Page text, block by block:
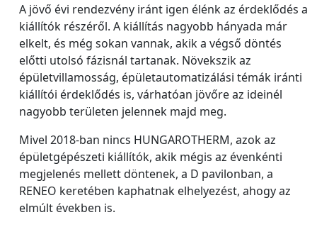
A jövő évi rendezvény iránt igen élénk az érdeklődés a
kiállítók részéről. A kiállítás nagyobb hányada már
elkelt, és még sokan vannak, akik a végső döntés
előtti utolsó fázisnál tartanak. Növekszik az
épületvillamosság, épületautomatizálási témák iránti
kiállítói érdeklődés is, várhatóan jövőre az ideinél
nagyobb területen jelennek majd meg.
Mivel 2018-ban nincs HUNGAROTHERM, azok az
épületgépészeti kiállítók, akik mégis az évenkénti
megjelenés mellett döntenek, a D pavilonban, a
RENEO keretében kaphatnak elhelyezést, ahogy az
elmúlt években is.